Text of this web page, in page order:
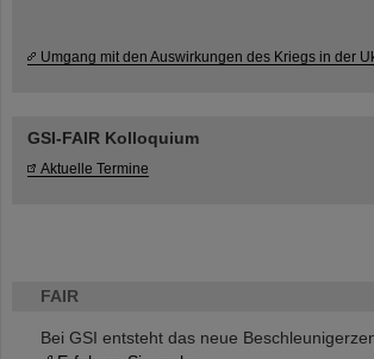
FAIR
Bei GSI entsteht das neue
Umgang mit den Auswirkungen des Kriegs in der
GSI-FAIR Kolloquium
Aktuelle Termine